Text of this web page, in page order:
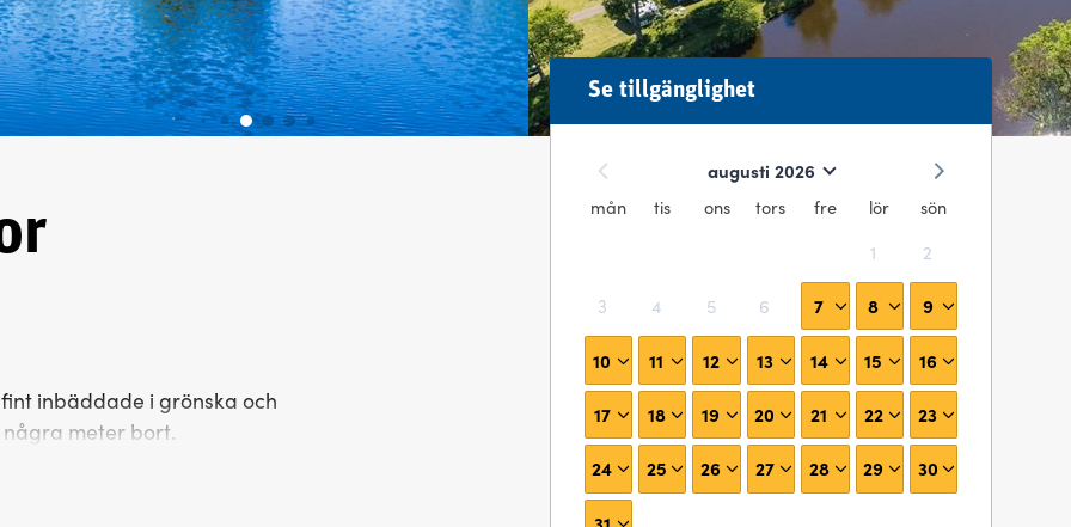
inbäddade i grönska och
meter bort.
varje stuga finns fyra sängplatser
Se tillgänglighet
augusti 2026
mån tis ons tors fre lör
sön
1
2
3 4 5 6 7 8 9
10 11 12 13 14 15 16
17 18 19 20 21 22 23
24 25 26 27 28 29 30